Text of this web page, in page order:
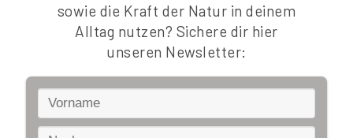
sowie die Kraft der Natur in deinem
Alltag nutzen? Sichere dir hier
unseren Newsletter: